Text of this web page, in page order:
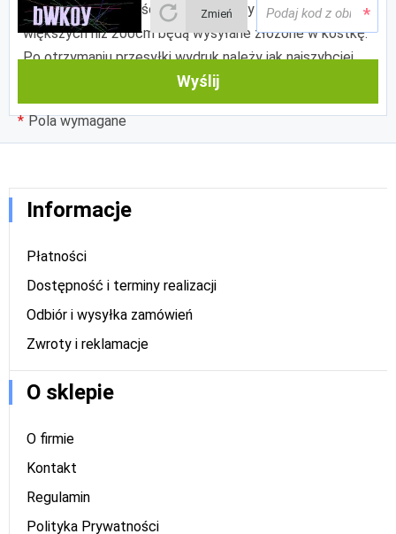
Zmień
Wyślij
Pola wymagane
maksymalnej długości 205cm. Banery o obu bokach
większych niż 200cm będą wysyłane złożone w kostkę.
Po otrzymaniu przesyłki wydruk należy jak najszybciej
Informacje
Płatności
Dostępność i terminy realizacji
Odbiór i wysyłka zamówień
Zwroty i reklamacje
O sklepie
O firmie
Kontakt
Regulamin
Polityka Prywatności